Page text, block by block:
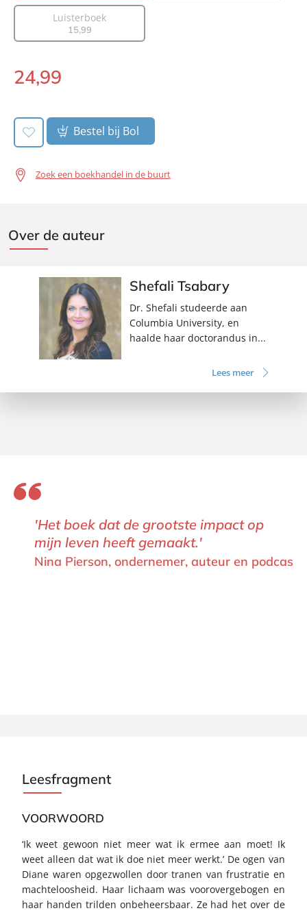
Uitgever:
Lev.
Verschijningsdatum:
Luisterboek
15,99
Paperback:
24,99
Bestel bij Bol
Zoek een boekhandel in de buurt
Over de auteur
Shefali Tsabary
Dr. Shefali studeerde aan
Columbia University, en
haalde haar doctorandus in...
Lees meer
'Het boek dat de grootste impact op
mijn leven heeft gemaakt.'
Nina Pierson, ondernemer, auteur en
Leesfragment
VOORWOORD
‘Ik weet gewoon niet meer wat ik ermee aan moet! Ik
weet alleen dat wat ik doe niet meer werkt.’ De ogen van
Diane waren opgezwollen door tranen van frustratie en
machteloosheid. Haar lichaam was voorovergebogen en
haar handen trilden onbeheersbaar. Ze had het over de